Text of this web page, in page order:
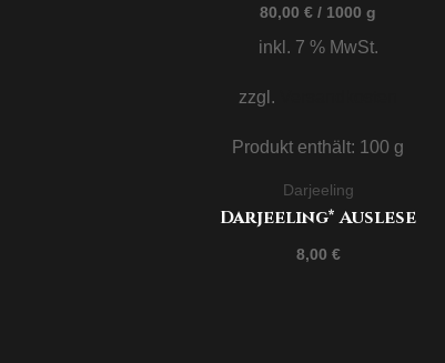
80,00 € / 1000 g
inkl. 7 % MwSt.
zzgl.
Produkt enthält: 100 g
Darjeeling
Darjeeling* Auslese
8,00 €